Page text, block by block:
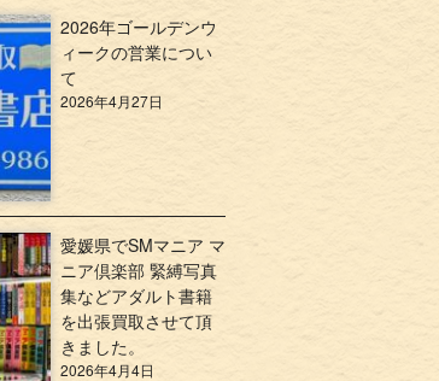
2026年ゴールデンウ
ィークの営業につい
て
2026年4月27日
愛媛県でSMマニア マ
ニア倶楽部 緊縛写真
集などアダルト書籍
を出張買取させて頂
きました。
2026年4月4日